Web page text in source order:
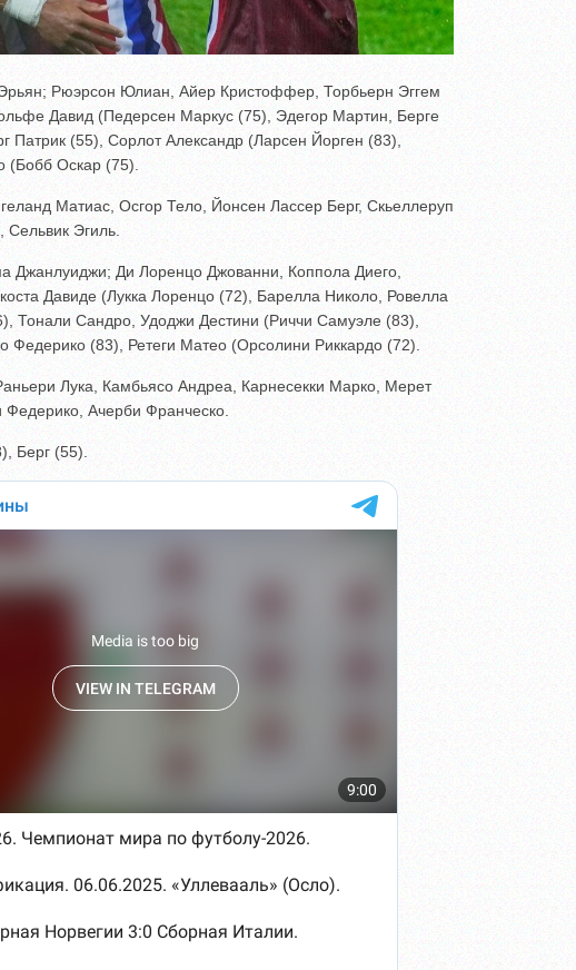
Рюэрсон Юлиан, Айер Кристоффер, Торбьерн Эггем
Давид (Педерсен Маркус (75), Эдегор Мартин, Берге
(55), Сорлот Александр (Ларсен Йорген (83),
(Бобб Оскар (75).
Матиас, Осгор Тело, Йонсен Лассер Берг, Скьеллеруп
Эгиль.
Джанлуиджи; Ди Лоренцо Джованни, Коппола Диего,
Давиде (Лукка Лоренцо (72), Барелла Николо, Ровелла
Тонали Сандро, Удоджи Дестини (Риччи Самуэле (83),
Федерико (83), Ретеги Матео (Орсолини Риккардо (72).
Лука, Камбьясо Андреа, Карнесекки Марко, Мерет
Федерико, Ачерби Франческо.
Берг (55).